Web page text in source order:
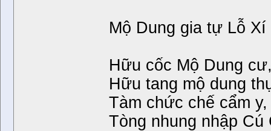
Mộ Dung gia tự Lỗ
Hữu cốc Mộ Dung
Hữu tang mộ dung
Tàm chức chế cẩm y,
Tòng nhung nhập Cú